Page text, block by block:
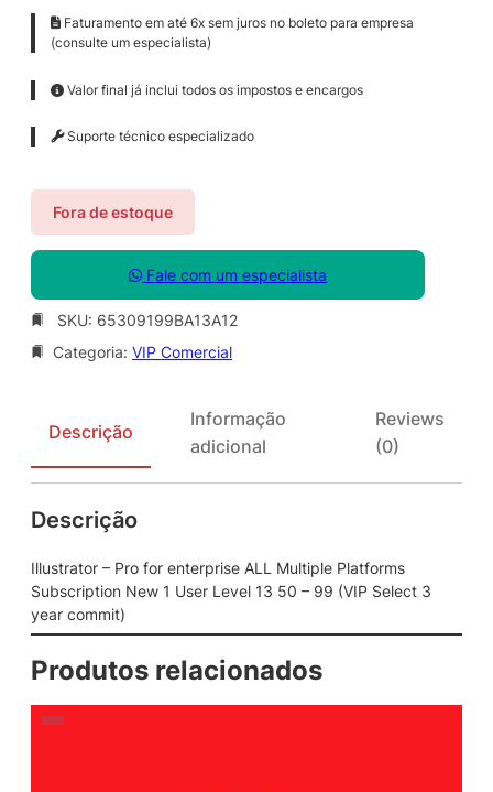
Faturamento em até 6x sem juros no boleto para empresa
(consulte um especialista)
Valor final já inclui todos os impostos e encargos
Suporte técnico especializado
Fora de estoque
Fale com um especialista
SKU: 65309199BA13A12
Categoria: VIP Comercial
Descrição
Informação
adicional
Reviews
(0)
Descrição
Illustrator – Pro for enterprise ALL Multiple Platforms
Subscription New 1 User Level 13 50 – 99 (VIP Select 3
year commit)
Produtos relacionados